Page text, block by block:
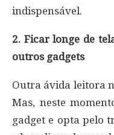
indispensável.
2. Ficar longe de
outros gadgets
Outra ávida leitora
Mas, neste
gadget e opta pelo